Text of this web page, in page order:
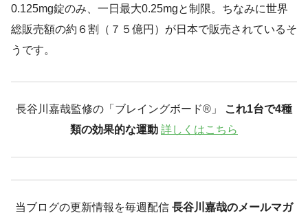
0.125mg錠のみ、一日最大0.25mgと制限。ちなみに世界
総販売額の約６割（７５億円）が日本で販売されているそ
うです。
長谷川嘉哉監修の「ブレイングボード®︎」
これ1台で4種
類の効果的な運動 詳しくはこちら
当ブログの更新情報を毎週配信 長谷川嘉哉のメールマガ